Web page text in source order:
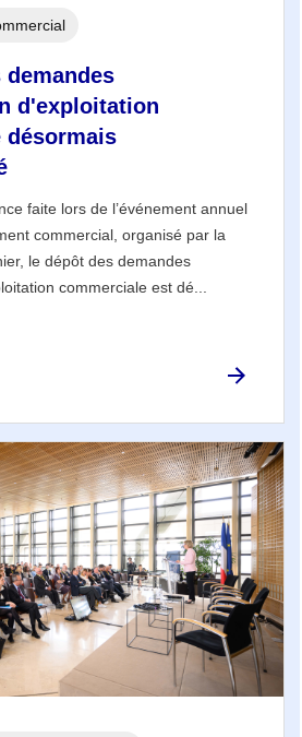
demandes
d'exploitation
désormais
faite lors de l’événement annuel
commercial, organisé par la
le dépôt des demandes
commerciale est dé...